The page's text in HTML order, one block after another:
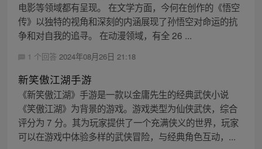
电影等领域都有呈现。 在文学方面，今何在创作的《悟空
传》以独特的视角和深刻的内涵展现了孙悟空对命运的抗
争和对自我的追寻。 在动漫领域，有全 26 ...
1 个回答 2024年08月26日 21:18
新笑傲江湖手游
《新笑傲江湖》手游是一款以金庸先生的经典武侠小说
《笑傲江湖》为背景的游戏。游戏类型为仙侠武侠，综合
评分为 7 分。其为玩家提供了一个充满侠义的世界，玩家
可以在游戏中体验多样的武侠冒险，与经典角色互动，...